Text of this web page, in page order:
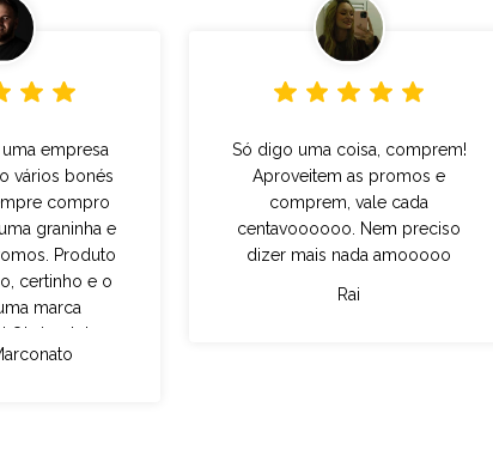
empresa
vários bonés
compro
graninha e
Produto
certinho e o
marca
Obrigado!
Só digo uma coisa, comprem!
Aproveitem as promos e
comprem, vale cada
centavoooooo. Nem preciso
dizer mais nada amooooo
Rai